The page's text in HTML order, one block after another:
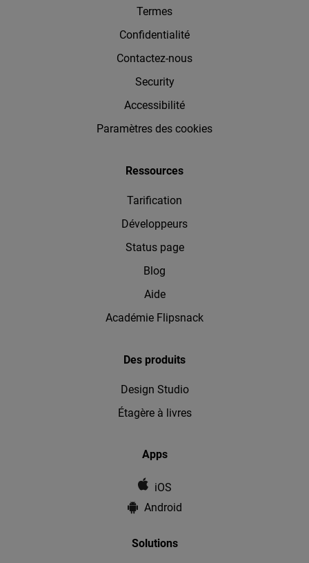
Termes
Confidentialité
Contactez-nous
Security
Accessibilité
Paramètres des cookies
Ressources
Tarification
Développeurs
Status page
Blog
Aide
Académie Flipsnack
Des produits
Design Studio
Étagère à livres
Apps
iOS
Android
Solutions